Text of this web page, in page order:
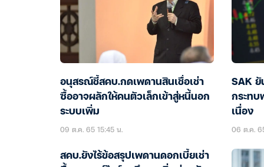
อนุสรณ์ชี้สคบ.กดเพดานสินเชื่อเช่า
ซื้ออาจผลักให้คนตัวเล็กเข้าสู่หนี้นอก
ระบบเพิ่ม
09 ต.ค. 65 15:45 น.
SAK ยั
กระทบ
เนื่อง
06 ต.ค.
สคบ.ยังไร้ข้อสรุปเพดานดอกเบี้ยเช่า